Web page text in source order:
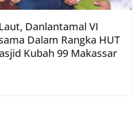
Danlantamal VI
Dalam Rangka HUT
Kubah 99 Makassar